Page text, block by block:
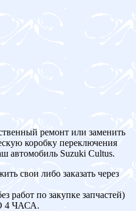
ремонт или заменить
коробку переключения
автомобиль Suzuki Cultus.
свои либо заказать через
работ по закупке запчастей)
4 ЧАСА.